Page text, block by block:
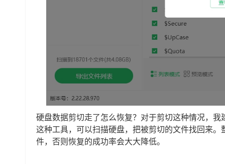
硬盘数据剪切走了怎么恢复？对于剪切这种情况，
这种工具，可以扫描硬盘，把被剪切的文件找回来
件，否则恢复的成功率会大大降低。